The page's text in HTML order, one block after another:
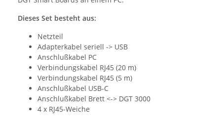
Dieses Set besteht aus:
Netzteil
Adapterkabel seriell -> USB
Anschlußkabel PC
Verbindungskabel RJ45 (20 m)
Verbindungskabel RJ45 (5 m)
Anschlußkabel USB-C
Anschlußkabel Brett <-> DGT 3000
4 x RJ45-Weiche